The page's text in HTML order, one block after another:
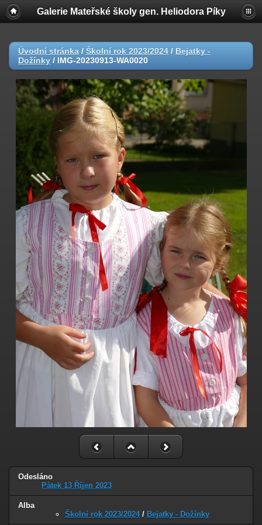
Galerie Mateřské školy gen. Heliodora Pí­ky
Úvodní stránka / Školní rok 2023/2024 / Bejatky -
Dožínky / IMG-20230913-WA0020
Odesláno
Pátek 13 Říjen 2023
Alba
Školní rok 2023/2024/ Bejatky - Dožínky